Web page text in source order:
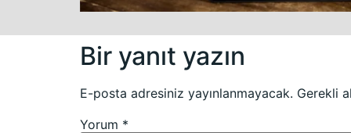
Bir yanıt yazın
E-posta adresiniz yayınlanmayacak. Gerekli
Yorum *